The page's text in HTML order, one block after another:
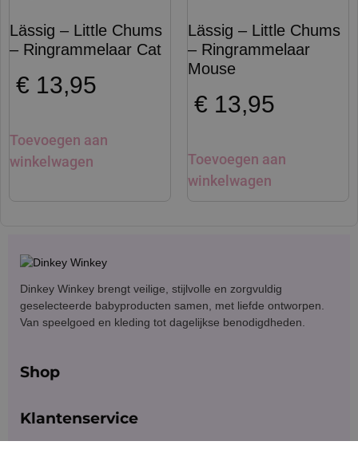
Lässig – Little Chums
– Ringrammelaar Cat
€ 13,95
Toevoegen aan
winkelwagen
Lässig – Little Chums
– Ringrammelaar
Mouse
€ 13,95
Toevoegen aan
winkelwagen
Dinkey Winkey brengt veilige, stijlvolle en zorgvuldig
geselecteerde babyproducten samen, met liefde ontworpen.
Van speelgoed en kleding tot dagelijkse benodigdheden.
Shop
Klantenservice